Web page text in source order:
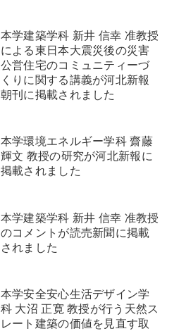
本学建築学科 新井 信幸 准教授
による東日本大震災後の災害
公営住宅のコミュニティーづ
くりに関する講義が河北新報
朝刊に掲載されました
本学環境エネルギー学科 齋藤
輝文 教授の研究が河北新報に
掲載されました
本学建築学科 新井 信幸 准教授
のコメントが読売新聞に掲載
されました
本学安全安心生活デザイン学
科 大沼 正寛 教授が行う天然ス
レート建築の価値を見直す取